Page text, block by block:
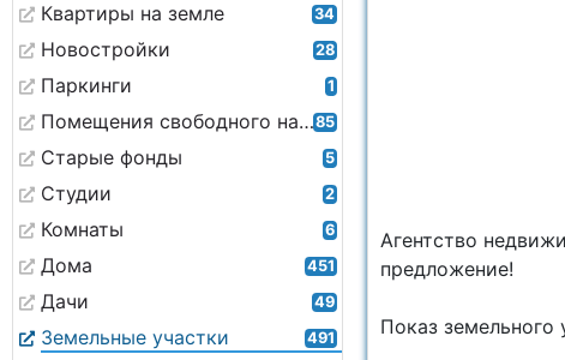
Квартиры на земле 34
Новостройки 28
Паркинги 1
Помещения свободного назначения85
Старые фонды 5
Студии 2
Комнаты 6
Дома 451
Дачи 49
Земельные участки 491
Агентство
предложение!
Показ